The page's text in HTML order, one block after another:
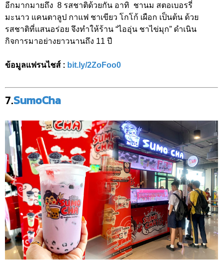
อีกมากมายถึง 8 รสชาติด้วยกัน อาทิ ชานม สตอเบอรรี่
มะนาว แคนตาลูป กาแฟ ชาเขียว โกโก้ เผือก เป็นต้น ด้วย
รสชาติที่แสนอร่อย จึงทำให้ร้าน “ไออุ่น ชาไข่มุก” ดำเนิน
กิจการมาอย่างยาวนานถึง 11 ปี
ข้อมูลแฟรนไชส์ : bit.ly/2ZoFoo0
7.SumoCha